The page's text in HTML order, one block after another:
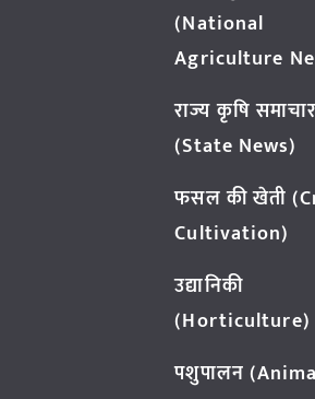
(National
Agriculture
राज्य कृषि समाचार
(State News)
फसल की खेती
Cultivation)
उद्यानिकी
(Horticulture)
पशुपालन